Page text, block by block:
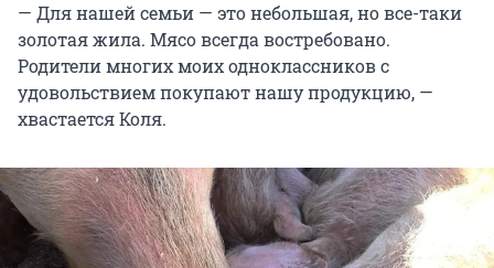
— Для нашей семьи — это небольшая, но все-таки
золотая жила. Мясо всегда востребовано.
Родители многих моих одноклассников с
удовольствием покупают нашу продукцию, —
хвастается Коля.